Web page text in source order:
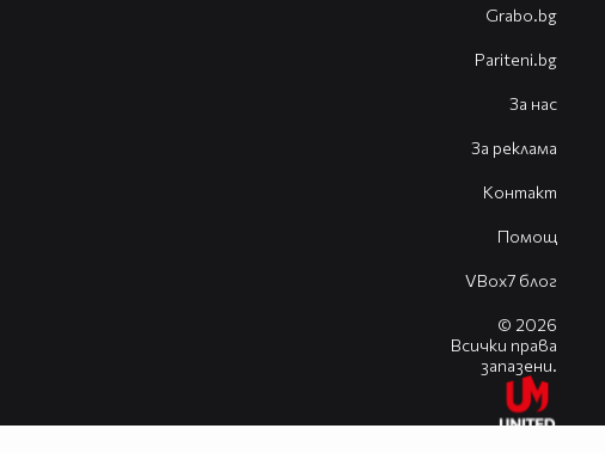
Grabo.bg
Pariteni.bg
За нас
За реклама
Контакт
Помощ
VBox7 блог
© 2026
Всички права
запазени.